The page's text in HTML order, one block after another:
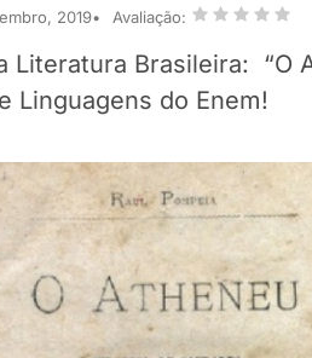
2019 Avaliação:
Brasileira: “O
Linguagens do Enem!